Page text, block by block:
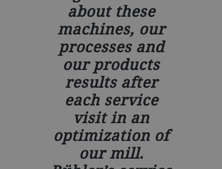
about these
machines, our
processes and
our products
results after
each service
visit in an
optimization of
our mill.